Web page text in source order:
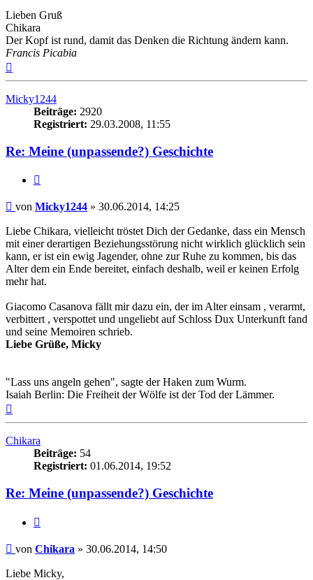
Lieben Gruß
Chikara
Der Kopf ist rund, damit das Denken die Richtung ändern kann.
Francis Picabia
Micky1244
Beiträge: 2920
Registriert: 29.03.2008, 11:55
Re: Meine (unpassende?) Geschichte
Beitrag
von Micky1244 » 30.06.2014, 14:25
Liebe Chikara, vielleicht tröstet Dich der Gedanke, dass ein Mensch
mit einer derartigen Beziehungsstörung nicht wirklich glücklich sein
kann, er ist ein ewig Jagender, ohne zur Ruhe zu kommen, bis das
Alter dem ein Ende bereitet, einfach deshalb, weil er keinen Erfolg
mehr hat.
Giacomo Casanova fällt mir dazu ein, der im Alter einsam , verarmt,
verbittert , verspottet und ungeliebt auf Schloss Dux Unterkunft fand
und seine Memoiren schrieb.
Liebe Grüße, Micky
"Lass uns angeln gehen", sagte der Haken zum Wurm.
Isaiah Berlin: Die Freiheit der Wölfe ist der Tod der Lämmer.
Chikara
Beiträge: 54
Registriert: 01.06.2014, 19:52
Re: Meine (unpassende?) Geschichte
Beitrag
von Chikara » 30.06.2014, 14:50
Liebe Micky,